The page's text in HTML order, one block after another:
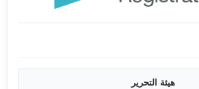
هيئة التحرير